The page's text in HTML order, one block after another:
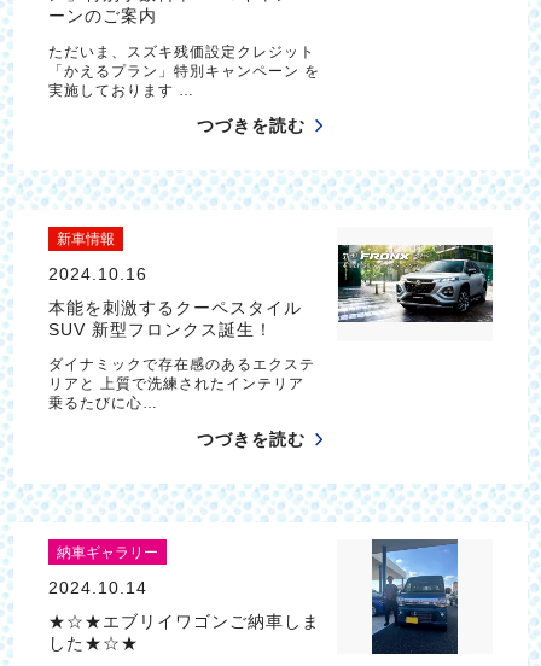
ーンのご案内
ただいま、スズキ残価設定クレジット
「かえるプラン」特別キャンペーン を
実施しております …
つづきを読む
新車情報
2024.10.16
本能を刺激するクーペスタイル
SUV 新型フロンクス誕生！
ダイナミックで存在感のあるエクステ
リアと 上質で洗練されたインテリア
乗るたびに心…
つづきを読む
納車ギャラリー
2024.10.14
★☆★エブリイワゴンご納車しま
した★☆★